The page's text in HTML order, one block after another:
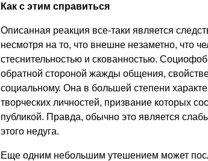
Как с этим справиться
Описанная реакция все-таки является
несмотря на то, что внешне незаметно, что
стеснительностью и скованностью.
обратной стороной жажды общения,
социальному. Она в большей степени
творческих личностей, призвание которых
публикой. Правда, обычно это является
этого недуга.
Еще одним небольшим утешением может